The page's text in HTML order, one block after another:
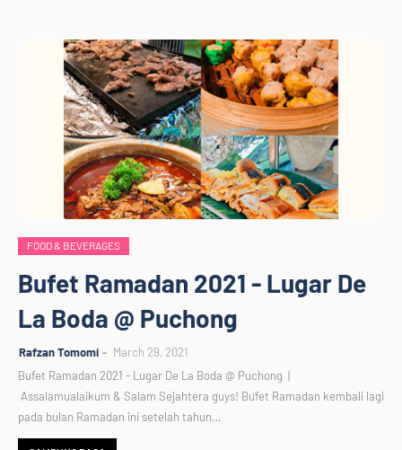
FOOD & BEVERAGES
Bufet Ramadan 2021 - Lugar De
La Boda @ Puchong
Rafzan Tomomi
March 29, 2021
Bufet Ramadan 2021 - Lugar De La Boda @ Puchong |
Assalamualaikum & Salam Sejahtera guys! Bufet Ramadan kembali lagi
pada bulan Ramadan ini setelah tahun…